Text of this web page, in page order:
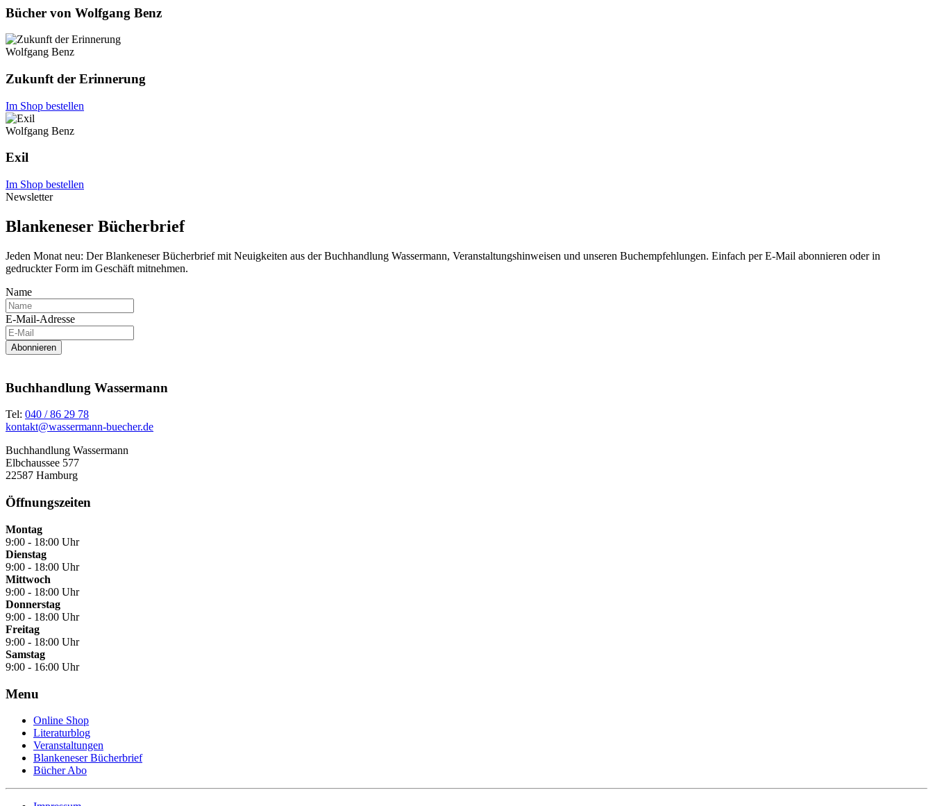
Bücher von Wolfgang Benz
Wolfgang Benz
Zukunft der Erinnerung
Im Shop bestellen
Wolfgang Benz
Exil
Im Shop bestellen
Newsletter
Blankeneser Bücherbrief
Jeden Monat neu: Der Blankeneser Bücherbrief mit Neuigkeiten aus der Buchhandlung Wassermann, Veranstaltungshinweisen und unseren Buchempfehlungen. Einfach per E-Mail abonnieren oder in
gedruckter Form im Geschäft mitnehmen.
Name
E-Mail-Adresse
Abonnieren
Buchhandlung Wassermann
Tel: 040 / 86 29 78
kontakt@wassermann-buecher.de
Buchhandlung Wassermann
Elbchaussee 577
22587 Hamburg
Öffnungszeiten
Montag
9:00 - 18:00 Uhr
Dienstag
9:00 - 18:00 Uhr
Mittwoch
9:00 - 18:00 Uhr
Donnerstag
9:00 - 18:00 Uhr
Freitag
9:00 - 18:00 Uhr
Samstag
9:00 - 16:00 Uhr
Menu
Online Shop
Literaturblog
Veranstaltungen
Blankeneser Bücherbrief
Bücher Abo